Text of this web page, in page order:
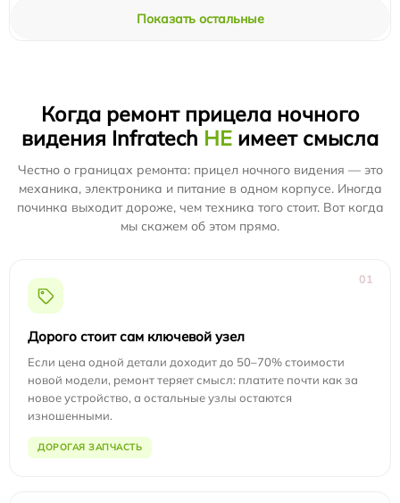
Показать остальные
Когда ремонт прицела ночного
видения Infratech НЕ имеет смысла
Честно о границах ремонта: прицел ночного видения — это
механика, электроника и питание в одном корпусе. Иногда
починка выходит дороже, чем техника того стоит. Вот когда
мы скажем об этом прямо.
01
Дорого стоит сам ключевой узел
Если цена одной детали доходит до 50–70% стоимости
новой модели, ремонт теряет смысл: платите почти как за
новое устройство, а остальные узлы остаются
изношенными.
ДОРОГАЯ ЗАПЧАСТЬ